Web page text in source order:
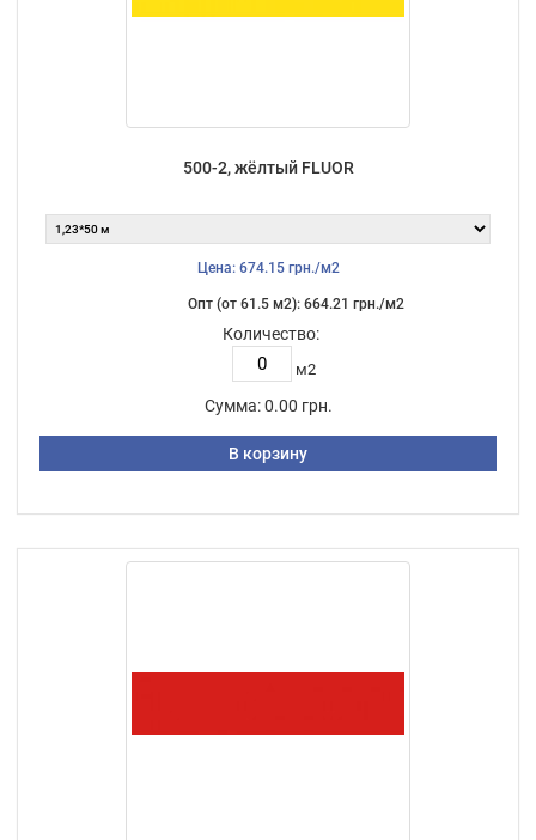
500-2, жёлтый FLUOR
Цена: 674.15 грн./м2
Опт (от 61.5 м2): 664.21 грн./м2
Количество:
м2
Сумма: 0.00 грн.
В корзину